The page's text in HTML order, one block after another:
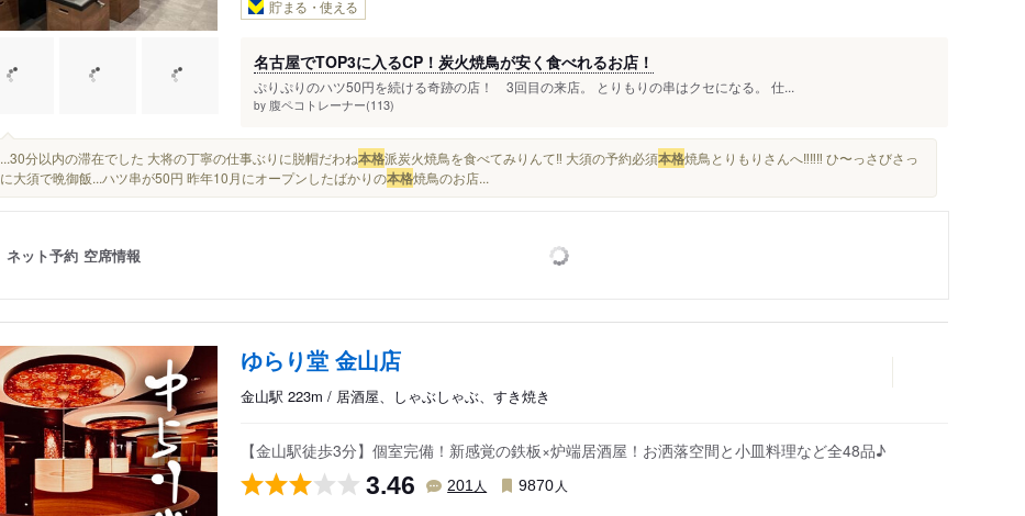
貯まる・使える
名古屋でTOP3に入るCP！炭火焼鳥が安く食べれるお店！
ぷりぷりのハツ50円を続ける奇跡の店！ 3回目の来店。 とりもりの串はクセになる。 仕...
by 腹ペコトレーナー(113)
...30分以内の滞在でした 大将の丁寧の仕事ぶりに脱帽だわね本格派炭火焼鳥を食べてみりんて‼︎ 大須の予約必須本格焼鳥とりもりさんへ‼︎‼︎‼︎ ひ〜っさびさっ
に大須で晩御飯...ハツ串が50円 昨年10月にオープンしたばかりの本格焼鳥のお店...
ネット予約 空席情報
ゆらり堂 金山店
金山駅 223m / 居酒屋、しゃぶしゃぶ、すき焼き
【金山駅徒歩3分】個室完備！新感覚の鉄板×炉端居酒屋！お洒落空間と小皿料理など全48品♪
3.46 201 人 9870 人